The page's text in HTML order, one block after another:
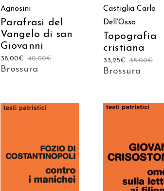
Agnosini
Parafrasi del
Vangelo di san
Giovanni
40,00€
38,00€
Brossura
Castiglia Carlo
Dell’Osso
Topografia
cristiana
35,00€
33,25€
Brossura
AGGIUNGI AL
CARRELLO
AGGIUNGI AL
CARRELLO